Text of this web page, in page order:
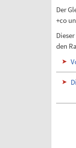
Der
+co
den